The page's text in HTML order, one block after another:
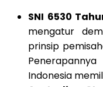
SNI 6530
mengatur
prinsip
Indonesia